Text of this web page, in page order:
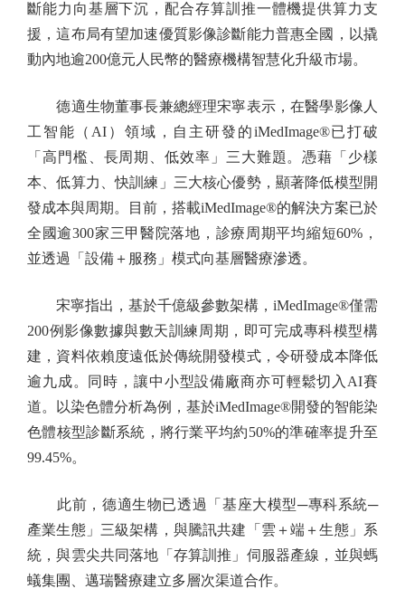
斷能力向基層下沉，配合存算訓推一體機提供算力支
援，這布局有望加速優質影像診斷能力普惠全國，以撬
動內地逾200億元人民幣的醫療機構智慧化升級市場。
德適生物董事長兼總經理宋寧表示，在醫學影像人
工智能（AI）領域，自主研發的iMedImage®已打破
「高門檻、長周期、低效率」三大難題。憑藉「少樣
本、低算力、快訓練」三大核心優勢，顯著降低模型開
發成本與周期。目前，搭載iMedImage®的解決方案已於
全國逾300家三甲醫院落地，診療周期平均縮短60%，
並透過「設備＋服務」模式向基層醫療滲透。
宋寧指出，基於千億級參數架構，iMedImage®僅需
200例影像數據與數天訓練周期，即可完成專科模型構
建，資料依賴度遠低於傳統開發模式，令研發成本降低
逾九成。同時，讓中小型設備廠商亦可輕鬆切入AI賽
道。以染色體分析為例，基於iMedImage®開發的智能染
色體核型診斷系統，將行業平均約50%的準確率提升至
99.45%。
此前，德適生物已透過「基座大模型─專科系統─
產業生態」三級架構，與騰訊共建「雲＋端＋生態」系
統，與雲尖共同落地「存算訓推」伺服器產線，並與螞
蟻集團、邁瑞醫療建立多層次渠道合作。